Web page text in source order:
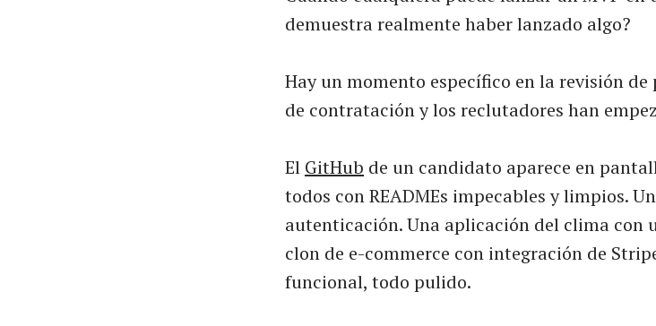
demuestra realmente haber lanzado algo?
Hay un momento específico en la revisión
de contratación y los reclutadores han
El GitHub de un candidato aparece en
todos con READMEs impecables y limpios.
autenticación. Una aplicación del clima con
clon de e-commerce con integración de
funcional, todo pulido.